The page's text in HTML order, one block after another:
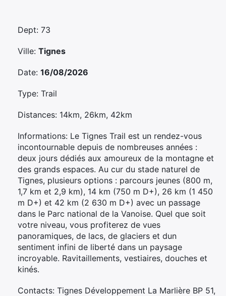
Dept: 73
Ville: Tignes
Date: 16/08/2026
Type: Trail
Distances: 14km, 26km, 42km
Informations: Le Tignes Trail est un rendez-vous
incontournable depuis de nombreuses années :
deux jours dédiés aux amoureux de la montagne et
des grands espaces. Au cur du stade naturel de
Tignes, plusieurs options : parcours jeunes (800 m,
1,7 km et 2,9 km), 14 km (750 m D+), 26 km (1 450
m D+) et 42 km (2 630 m D+) avec un passage
dans le Parc national de la Vanoise. Quel que soit
votre niveau, vous profiterez de vues
panoramiques, de lacs, de glaciers et dun
sentiment infini de liberté dans un paysage
incroyable. Ravitaillements, vestiaires, douches et
kinés.
Contacts: Tignes Développement La Marlière BP 51,